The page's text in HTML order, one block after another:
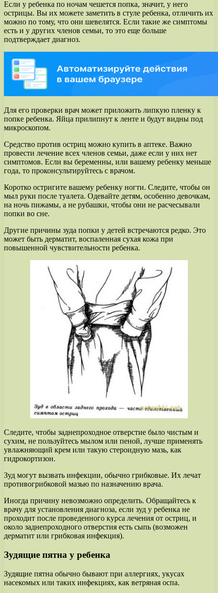
Если у ребенка по ночам чешется попка, значит, у него
острицы. Вы их можете заметить в стуле ребенка, отличить их
можно по тому, что они шевелятся. Если такие же симптомы
есть и у других членов семьи, то это еще больше
подтверждает диагноз.
Для его проверки врач может приложить липкую пленку к
попке ребенка. Яйца прилипнут к ленте и будут видны под
микроскопом.
Средство против остриц можно купить в аптеке. Важно
провести лечение всех членов семьи, даже если у них нет
симптомов. Если вы беременны, или вашему ребенку меньше
года, то проконсультируйтесь с врачом.
Коротко остригите вашему ребенку ногти. Следите, чтобы он
мыл руки после туалета. Одевайте детям, особенно девочкам,
на ночь пижамы, а не рубашки, чтобы они не расчесывали
попки во сне.
Другие причины зуда попки у детей встречаются редко. Это
может быть дерматит, воспаленная сухая кожа при
повышенной чувствительности ребенка.
Следите, чтобы заднепроходное отверстие было чистым и
сухим, не пользуйтесь мылом или пеной, лучше применять
увлажняющий крем или такую стероидную мазь, как
гидрокортизон.
Зуд могут вызвать инфекции, обычно грибковые. Их лечат
противогрибковой мазью по назначению врача.
Иногда причину невозможно определить. Обращайтесь к
врачу для установления диагноза, если зуд у ребенка не
проходит после проведенного курса лечения от остриц, и
около заднепроходного отверстия есть сыпь (возможен
дерматит или грибковая инфекция).
Зудящие пятна у ребенка
Зудящие пятна обычно бывают при аллергиях, укусах
насекомых или таких инфекциях, как ветряная оспа.